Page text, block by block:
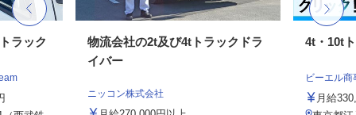
ラック
物流会社の2t及び4tトラックドラ
イバー
ニッコン株式会社
4t・10t
ビーエル
月給